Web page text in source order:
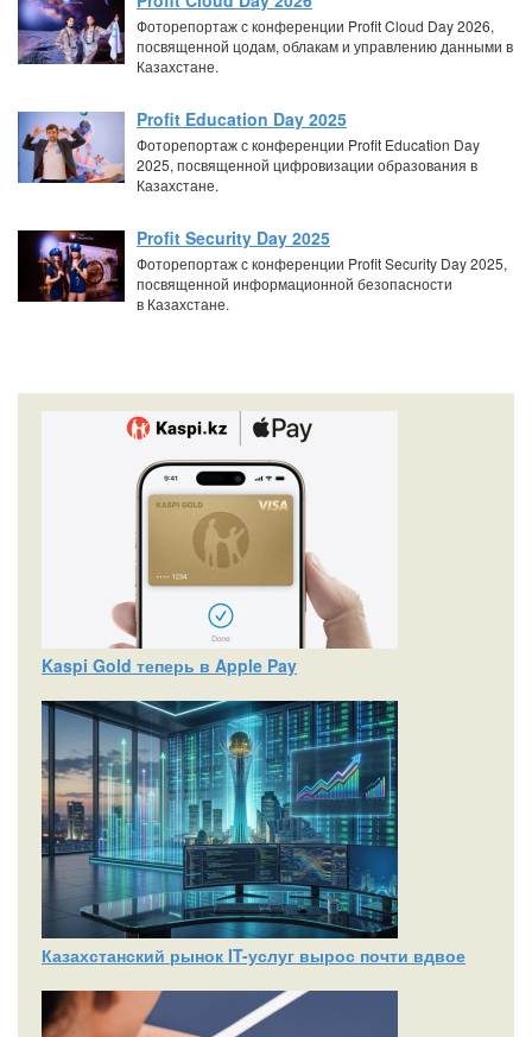
Фоторепортаж с конференции Profit Cloud Day 2026,
посвященной цодам, облакам и управлению данными в
Казахстане.
Profit Education Day 2025
Фоторепортаж с конференции Profit Education Day
2025, посвященной цифровизации образования в
Казахстане.
Profit Security Day 2025
Фоторепортаж с конференции Profit Security Day 2025,
посвященной информационной безопасности
в Казахстане.
Kaspi Gold теперь в Apple Pay
Казахстанский рынок IT-услуг вырос почти вдвое